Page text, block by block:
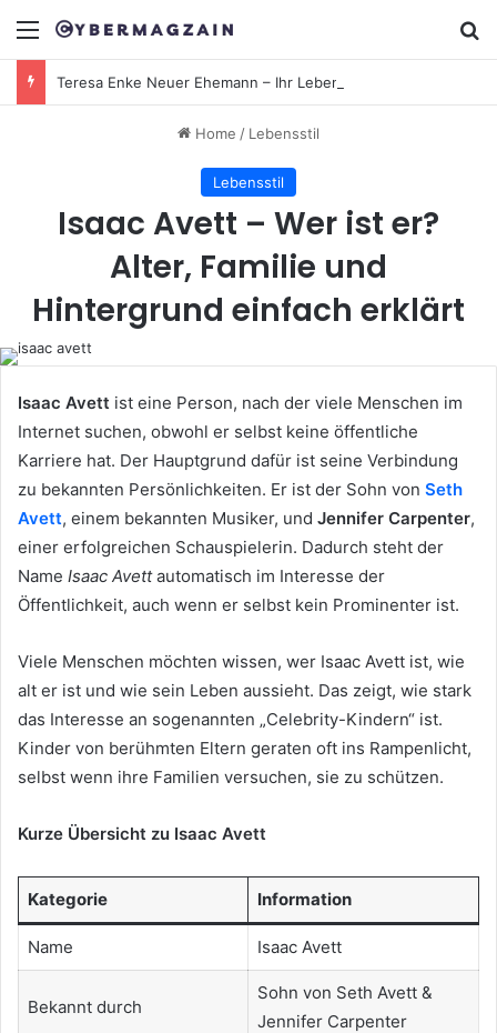
Menu
Home / Lebensstil
Lebensstil
Isaac Avett – Wer ist er?
Alter, Familie und
Hintergrund einfach erklärt
Isaac Avett ist eine Person, nach der viele Menschen im
Internet suchen, obwohl er selbst keine öffentliche
Karriere hat. Der Hauptgrund dafür ist seine Verbindung
zu bekannten Persönlichkeiten. Er ist der Sohn von Seth
Avett, einem bekannten Musiker, und Jennifer Carpenter,
einer erfolgreichen Schauspielerin. Dadurch steht der
Name Isaac Avettautomatisch im Interesse der
Öffentlichkeit, auch wenn er selbst kein Prominenter ist.
Viele Menschen möchten wissen, wer Isaac Avett ist, wie
alt er ist und wie sein Leben aussieht. Das zeigt, wie stark
das Interesse an sogenannten „Celebrity-Kindern“ ist.
Kinder von berühmten Eltern geraten oft ins Rampenlicht,
selbst wenn ihre Familien versuchen, sie zu schützen.
Kurze Übersicht zu Isaac Avett
Kategorie Information
Name Isaac Avett
Bekannt durch
Sohn von Seth Avett &
Jennifer Carpenter